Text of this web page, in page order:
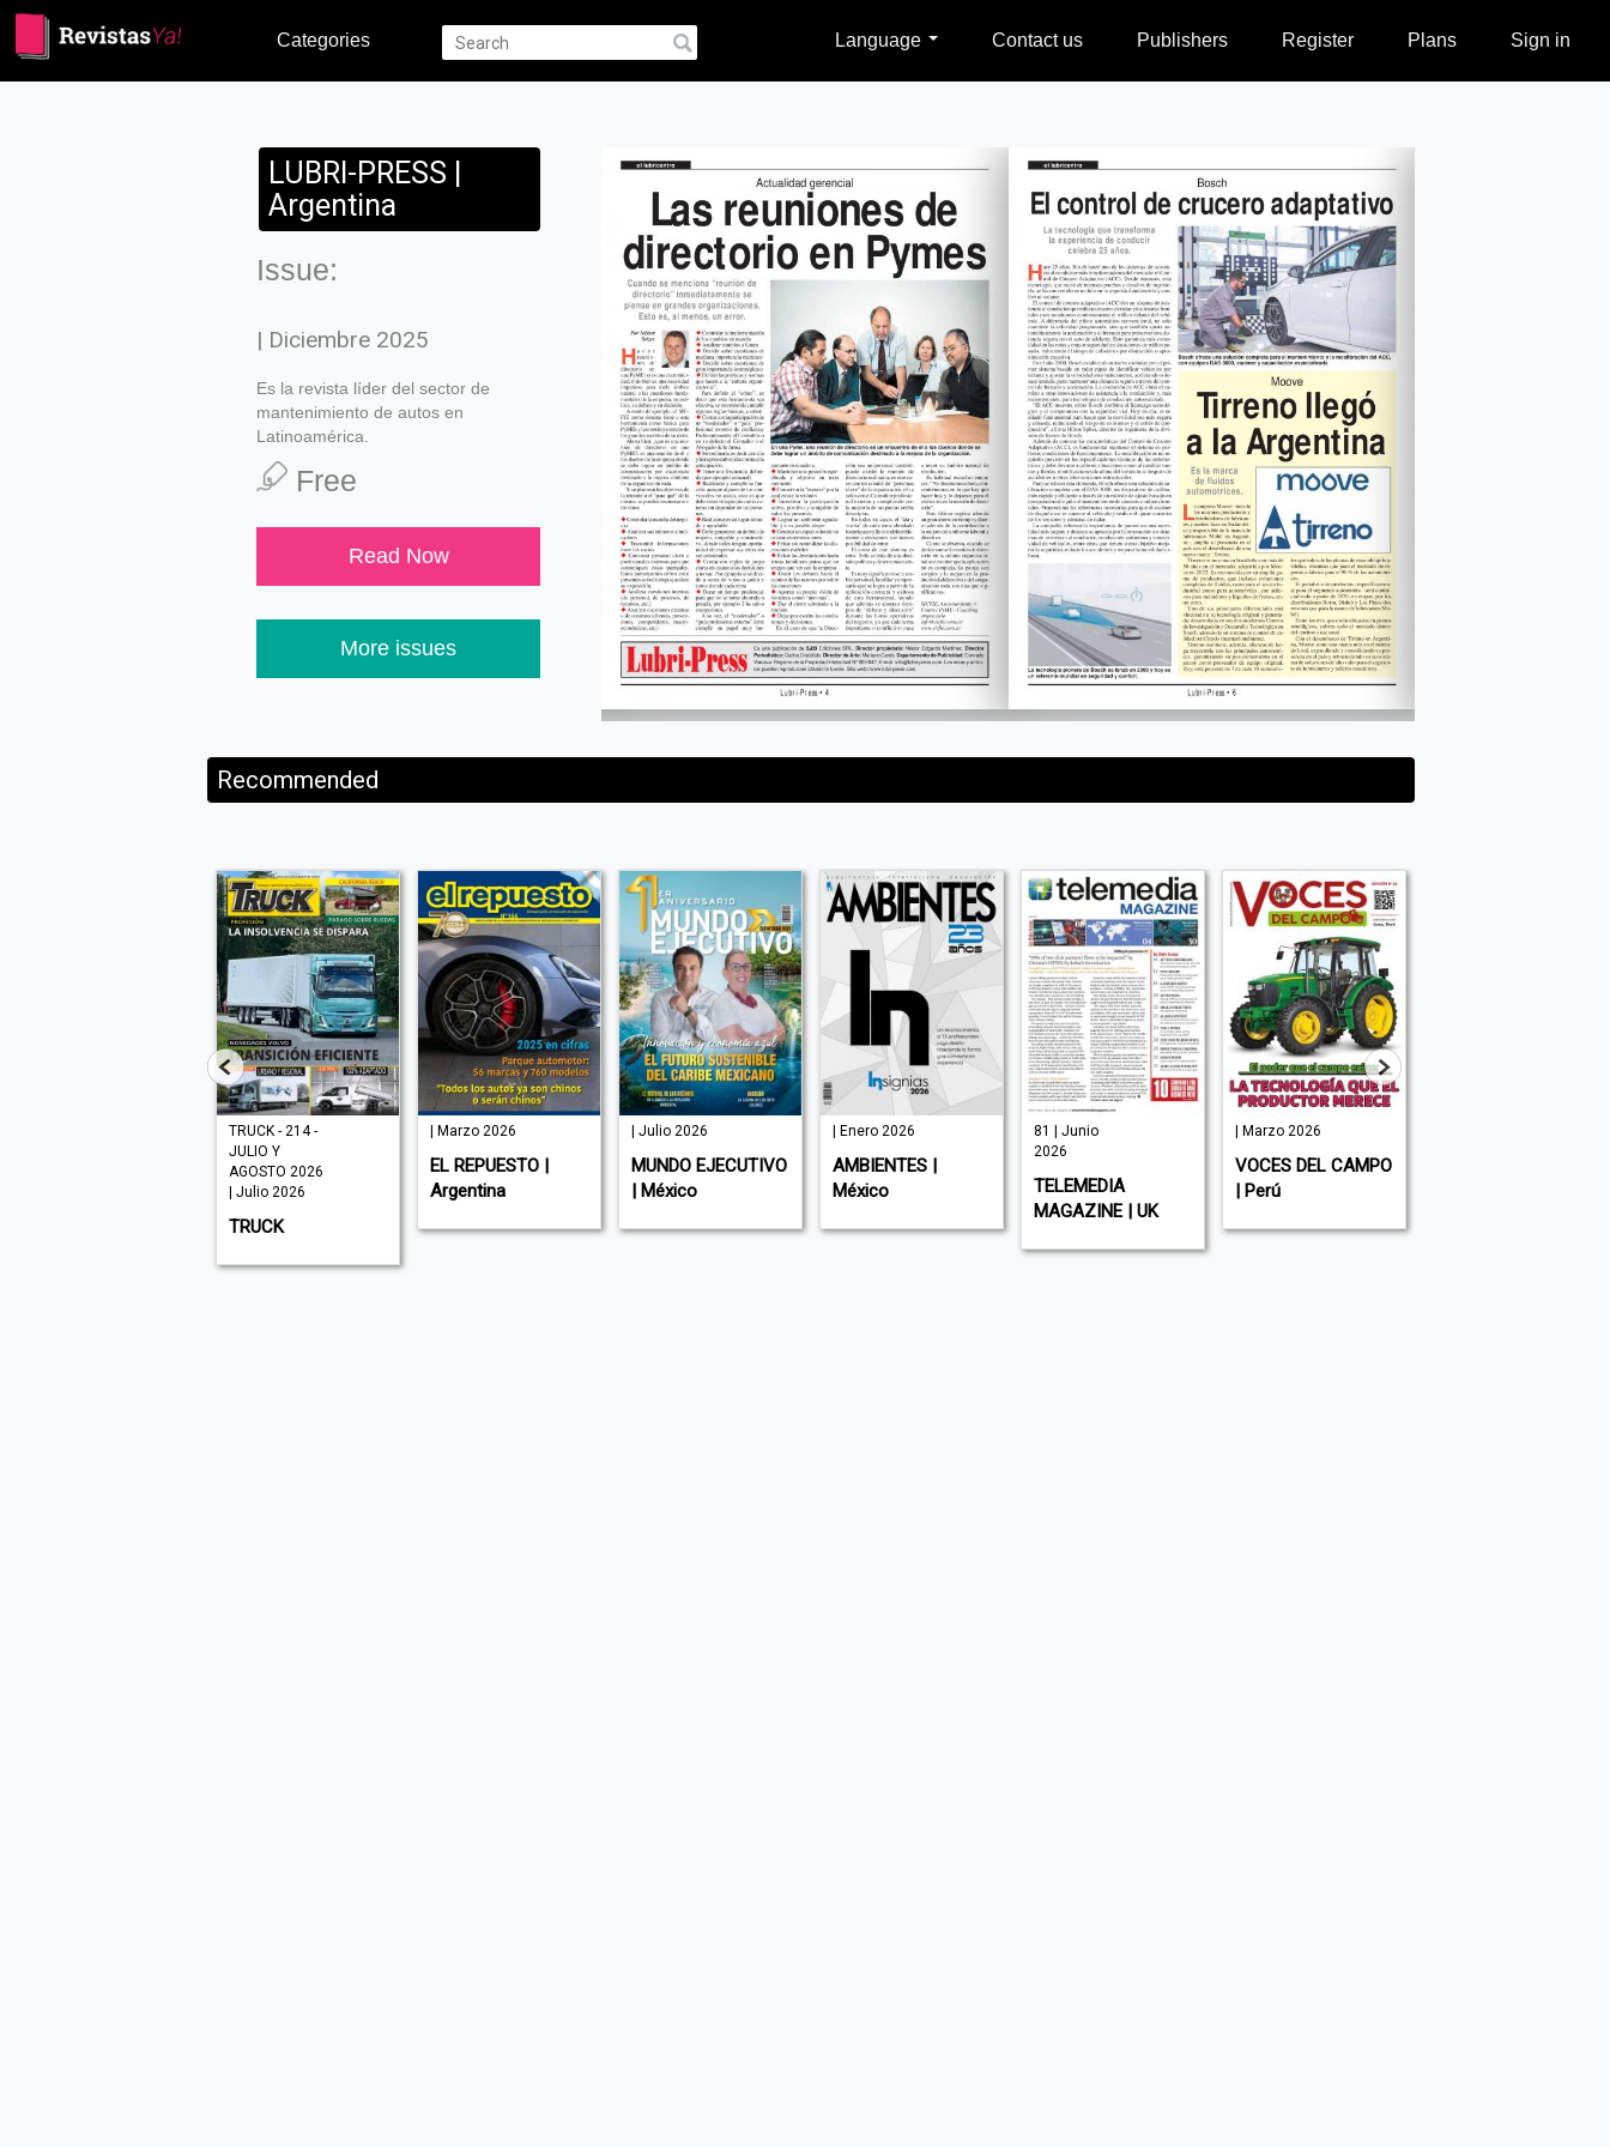
Categories Language Contact us Publishers Register Plans Sign in
LUBRI-PRESS |
Argentina
Issue:
| Diciembre 2025
Es la revista líder del sector de
mantenimiento de autos en
Latinoamérica.
Free
Read Now
More issues
Recommended
TRUCK - 214 -
JULIO Y
AGOSTO 2026
| Julio 2026
TRUCK
| Marzo 2026
EL REPUESTO |
Argentina
| Julio 2026
MUNDO EJECUTIVO
| México
| Enero 2026
AMBIENTES |
México
81 | Junio
2026
TELEMEDIA
MAGAZINE | UK
| Marzo 2026
VOCES DEL CAMPO
| Perú